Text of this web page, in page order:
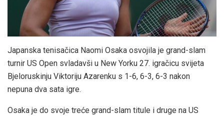
Japanska tenisačica Naomi Osaka osvojila je grand-slam
turnir US Open svladavši u New Yorku 27. igračicu svijeta
Bjeloruskinju Viktoriju Azarenku s 1-6, 6-3, 6-3 nakon
nepuna dva sata igre.
Osaka je do svoje treće grand-slam titule i druge na US